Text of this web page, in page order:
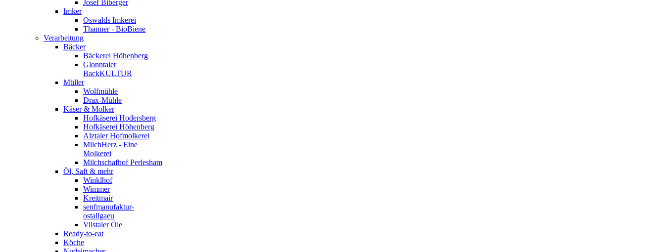
Josef Biberger
Imker
Oswalds Imkerei
Thanner - BioBiene
Verarbeitung
Bäcker
Bäckerei Höhenberg
Glonntaler
BackKULTUR
Müller
Wolfmühle
Drax-Mühle
Käser & Molker
Hofkäserei Hodersberg
Hofkäserei Höhenberg
Alztaler Hofmolkerei
MilchHerz - Eine
Molkerei
Milchschafhof Perlesham
Öl, Saft & mehr
Winklhof
Wimmer
Kreitmair
senfmanufaktur-
ostallgaeu
Vilstaler Öle
Ready-to-eat
Köche